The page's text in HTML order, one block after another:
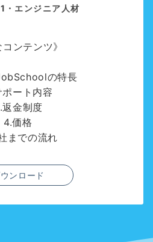
・エンジニア人材
コンテンツ》
の特長
ート内容
返金制度
4.価格
までの流れ
ンロード